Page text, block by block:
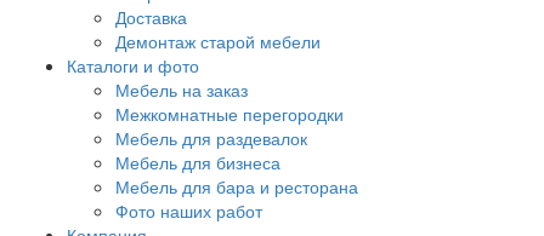
Доставка
Демонтаж старой мебели
Каталоги и фото
Мебель на заказ
Межкомнатные перегородки
Мебель для раздевалок
Мебель для бизнеса
Мебель для бара и ресторана
Фото наших работ